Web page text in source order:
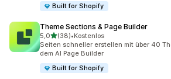
Built for Shopify
Theme Sections & Page Builder
5,0von 5 Sternen
(38)
38 Rezensionen insgesamt
•Kostenlos
Seiten schneller erstellen mit über 40
dem AI Page Builder
Built for Shopify